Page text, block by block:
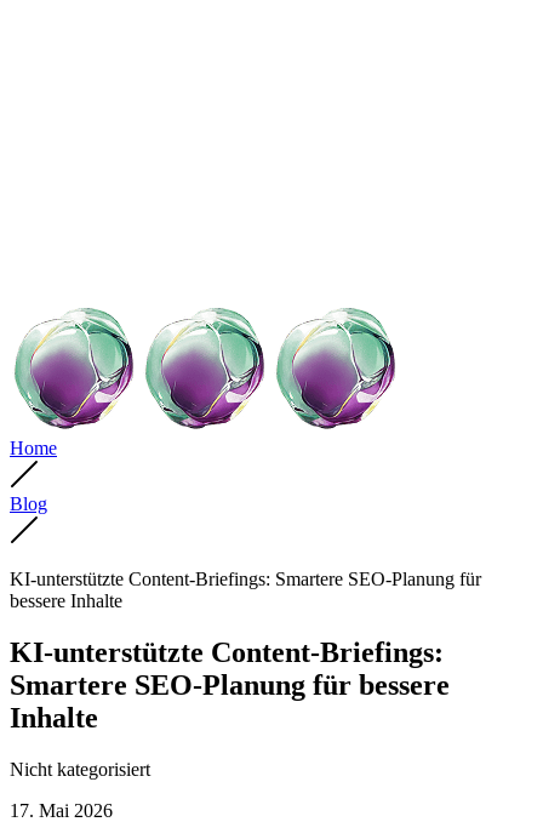
Home
Blog
KI-unterstützte Content-Briefings: Smartere SEO-Planung für
bessere Inhalte
KI-unterstützte Content-Briefings:
Smartere SEO-Planung für bessere
Inhalte
Nicht kategorisiert
17. Mai 2026